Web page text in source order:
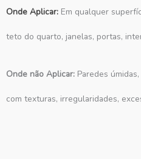
Onde Aplicar: Em qualquer
teto do quarto, janelas, portas,
Onde não Aplicar: Paredes
com texturas, irregularidades,